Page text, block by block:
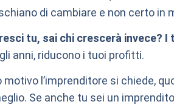
di cambiare e non certo in
tu, sai chi crescerà invece?
anni, riducono i tuoi profitti.
motivo l’imprenditore si chiede,
Se anche tu sei un